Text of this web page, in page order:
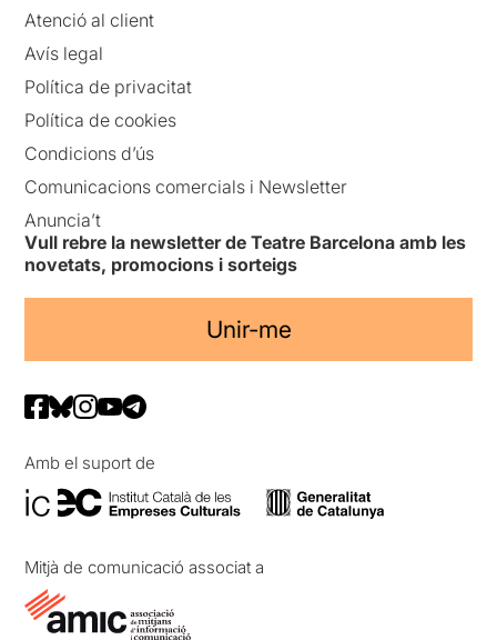
Atenció al client
Avís legal
Política de privacitat
Política de cookies
Condicions d’ús
Comunicacions comercials i Newsletter
Anuncia’t
Vull rebre la newsletter de Teatre Barcelona amb les
novetats, promocions i sorteigs
Unir-me
Amb el suport de
Mitjà de comunicació associat a